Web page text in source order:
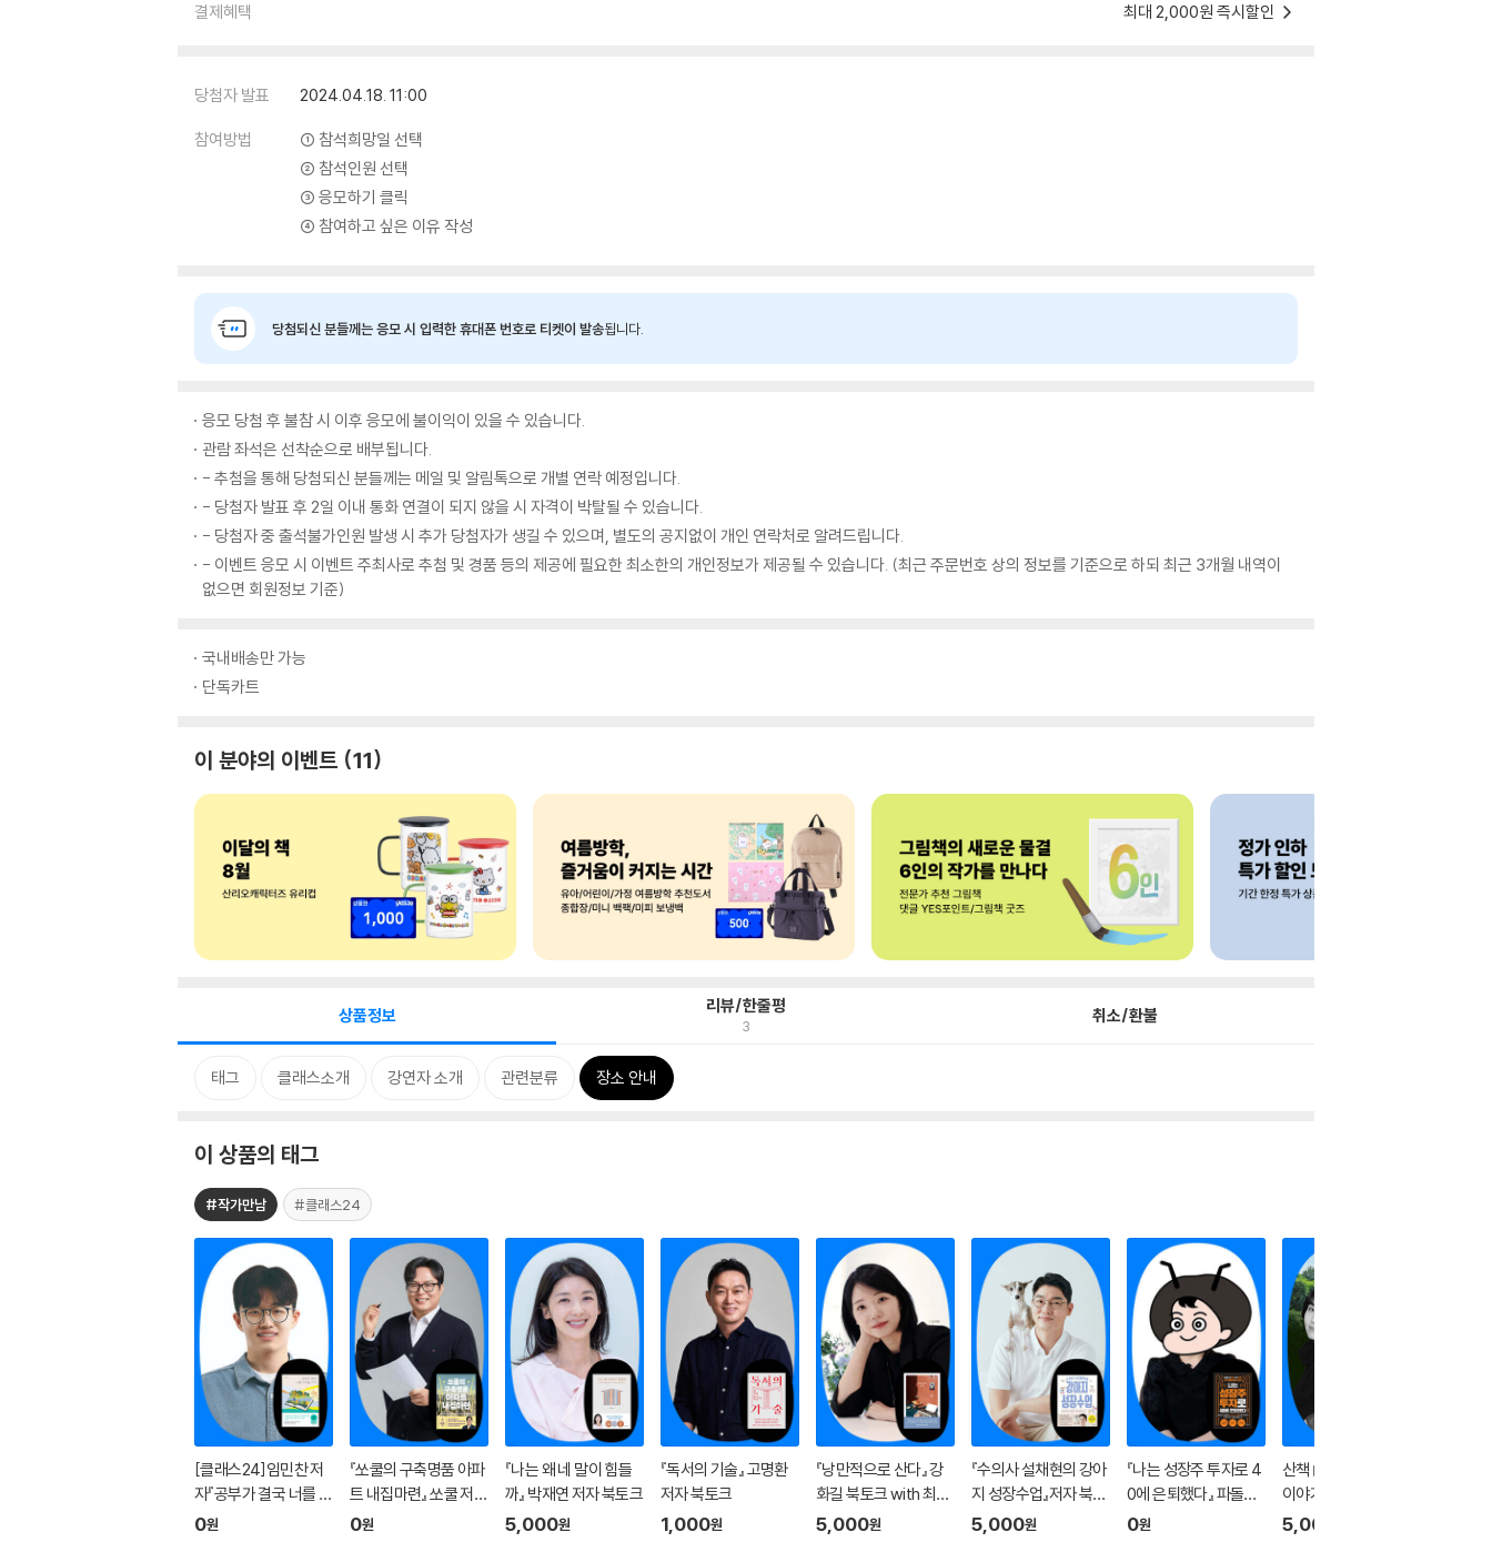
결제혜택 최대 2,000원 즉시할인
당첨자 발표 2024.04.18. 11:00
참여방법
① 참석희망일 선택
② 참석인원 선택
③ 응모하기 클릭
④ 참여하고 싶은 이유 작성
당첨되신 분들께는 응모 시 입력한 휴대폰 번호로 티켓이 발송됩니다.
응모 당첨 후 불참 시 이후 응모에 불이익이 있을 수 있습니다.
관람 좌석은 선착순으로 배부됩니다.
- 추첨을 통해 당첨되신 분들께는 메일 및 알림톡으로 개별 연락 예정입니다.
- 당첨자 발표 후 2일 이내 통화 연결이 되지 않을 시 자격이 박탈될 수 있습니다.
- 당첨자 중 출석불가인원 발생 시 추가 당첨자가 생길 수 있으며, 별도의 공지없이 개인 연락처로 알려드립니다.
- 이벤트 응모 시 이벤트 주최사로 추첨 및 경품 등의 제공에 필요한 최소한의 개인정보가 제공될 수 있습니다. (최근 주문번호 상의 정보를 기준으로 하되 최근 3개월 내역이
없으면 회원정보 기준)
국내배송만 가능
단독카트
이 분야의 이벤트 11
상품정보 리뷰/한줄평
3 취소/환불
태그 클래스소개 강연자 소개 관련분류 장소 안내
이 상품의 태그
#작가만남 #클래스24
[클래스24]임민찬 저
자『공부가 결국 너를 지
켜줄 거야』온라인 북토
0원
『쏘쿨의 구축명품 아파
트 내집마련』 쏘쿨 저자
온라인 북토크
0원
『나는 왜 네 말이 힘들
까』 박재연 저자 북토크
5,000원
『독서의 기술』 고명환
저자 북토크
1,000원
『낭만적으로 산다』 강
화길 북토크 with 최지
은 (사회)
5,000원
『수의사 설채현의 강아
지 성장수업』저자 북토
크
5,000원
『나는 성장주 투자로 4
0에 은퇴했다』 파돌댁
온라인 북토크
0원
산책 山冊, 산에서 책
이야기 4편 공주
5,000